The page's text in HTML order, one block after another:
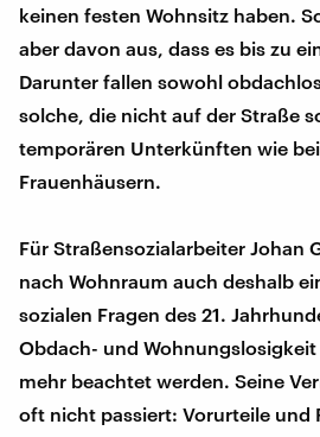
keinen festen Wohnsitz haben.
aber davon aus, dass es bis zu
Darunter fallen sowohl
solche, die nicht auf der Straße
temporären Unterkünften wie
Frauenhäusern.
Für Straßensozialarbeiter Johan
nach Wohnraum auch deshalb
sozialen Fragen des 21.
Obdach- und
mehr beachtet werden. Seine
oft nicht passiert: Vorurteile und